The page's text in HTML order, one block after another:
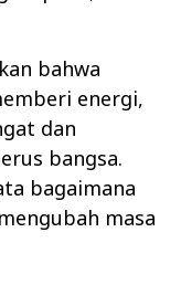
bahwa
energi,
dan
bangsa.
bagaimana
masa